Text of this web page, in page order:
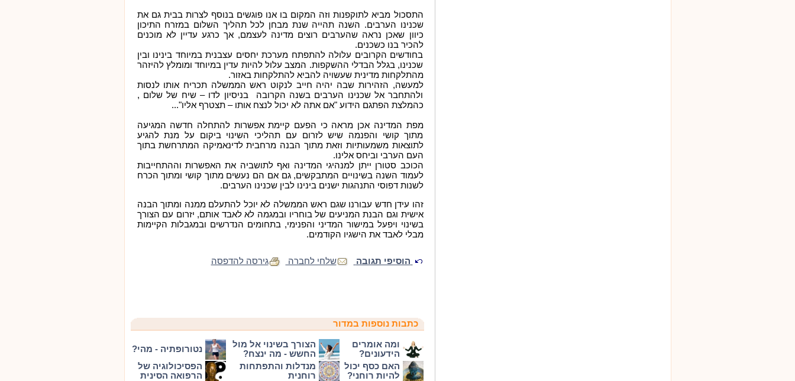
התסכול מביא לתוקפנות וזה המקום בו אנו פוגשים בנוסף לצרות בבית גם את
שכנינו הערבים. השנה תהייה שנת מבחן לכל תהליך השלום במזרח התיכון
כיוון שאכן נראה שהערבים רוצים מדינה לעצמם, אך כרגע עדיין לא מוכנים
להכיר בנו כשכנים.
בחודשים הקרובים עלולה להתפתח מערכת יחסים עצבנית במיוחד בינינו ובין
שכנינו, בגלל הבדלי ההשקפות. המצב עלול להיות עדין במיוחד ומומלץ להיזהר
מהתלקחות מדינית שעשויה להביא להתלקחות באזור.
למעשה, הזהירות שבה יהיה חייב לנקוט ראש הממשלה תכריח אותו לנסות
ולהתחבר אל שכנינו הערבים בשנה הקרובה בניסיון לדו – שיח של שלום ,
כהמלצת הפתגם הידוע "אם אתה לא יכול לנצח אותו – תצטרף אליו"...
מפת המדינה אכן מראה כי הפעם קיימת אפשרות להתחלה חדשה המגיעה
מתוך קושי והפנמה שיש לזרום עם תהליכי השינוי ביקום על מנת להגיע
לתוצאות משמעותיות וזאת מתוך הבנה מרחבית לדינאמיקה המתרחשת בתוך
העם הערבי וביחס אלינו.
הכוכב סטורן ייתן למנהיגי המדינה ואף לתושביה את האפשרות וההתחייבות
לעמוד השנה בשינויים המתבקשים, גם אם הם נעשים מתוך קושי ומתוך הכרח
לשנות דפוסי התנהגות ישנים בינינו לבין שכנינו הערבים.
זהו עידן חדש עבורנו שגם ראש הממשלה לא יוכל להתעלם ממנה ומתוך הבנה
אישית וגם הבנת המניעים של בוחריו ובמגמה לא לאבד אותם, יזרום עם הצורך
בשינוי ויפעל במישור המדיני והפנימי, בתחומים הנדרשים ובמגבלות הקיימות
מבלי לאבד את הישגיו הקודמים.
הוסיפי תגובה שלחי לחברה גירסה להדפסה
כתבות נוספות במדור
ומה אומרים
הידעונים?
הצורך בשינוי אל מול
החשש - מה ינצח?
נטורופתיה - מהי?
האם כסף יכול
להיות רוחני?
מנדלות והתפתחות
רוחנית
הפסיכולוגיה של
הרפואה הסינית